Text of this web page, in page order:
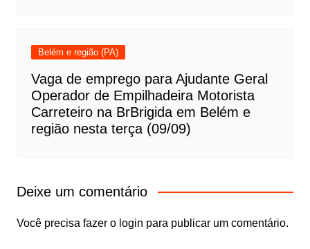
Belém e região (PA)
Vaga de emprego para Ajudante Geral
Operador de Empilhadeira Motorista
Carreteiro na BrBrigida em Belém e
região nesta terça (09/09)
Deixe um comentário
Você precisa fazer o login para publicar um comentário.